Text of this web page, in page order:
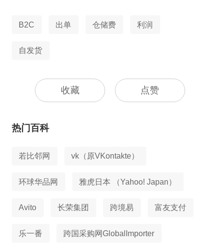
B2C 出单 仓储费 利润
自发货
收藏 点赞
热门百科
若比邻网 vk（原VKontakte）
环球华品网 雅虎日本 （Yahoo! Japan）
Avito 长荣集团 跨境易 富友支付
乐一番 跨国采购网GlobalImporter